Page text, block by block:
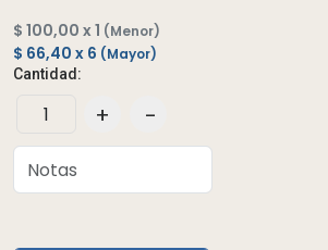
$ 100,00 x 1 (Menor)
$ 66,40 x 6 (Mayor)
Cantidad:
+ -